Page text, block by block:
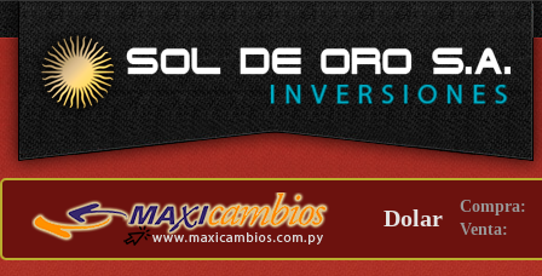
Dolar
Compra:
Venta: